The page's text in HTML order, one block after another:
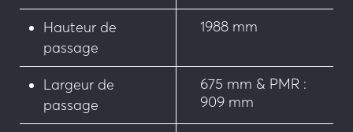
Hauteur de
passage
1988 mm
Largeur de
passage
675 mm & PMR :
909 mm